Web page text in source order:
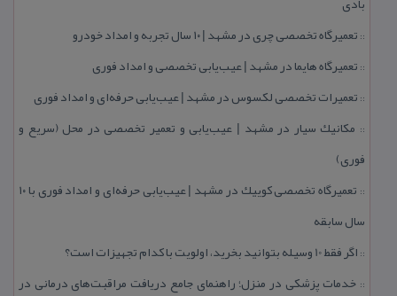
:: تعمیرگاه تخصصی چری در مشهد | ۱۰ سال تجربه و امداد خودرو
:: تعمیرگاه هایما در مشهد | عیب‌یابی تخصصی و امداد فوری
:: تعمیرات تخصصی لكسوس در مشهد | عیب‌یابی حرفه‌ای و امداد فوری
:: مكانیك سیار در مشهد | عیب‌یابی و تعمیر تخصصی در محل (سریع و
فوری)
::
تعمیرگاه تخصصی كوییك در مشهد | عیب‌یابی حرفه‌ای و امداد فوری با ۱۰
سال سابقه
:: اگر فقط 10 وسیله بتوانید بخرید، اولویت با كدام تجهیزات است؟
:: خدمات پزشكی در منزل؛ راهنمای جامع دریافت مراقبت‌های درمانی در